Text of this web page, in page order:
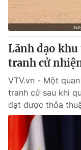
Lãnh đạo
tranh cử
VTV.vn - Một
tranh cử sau khi
đạt được thỏa